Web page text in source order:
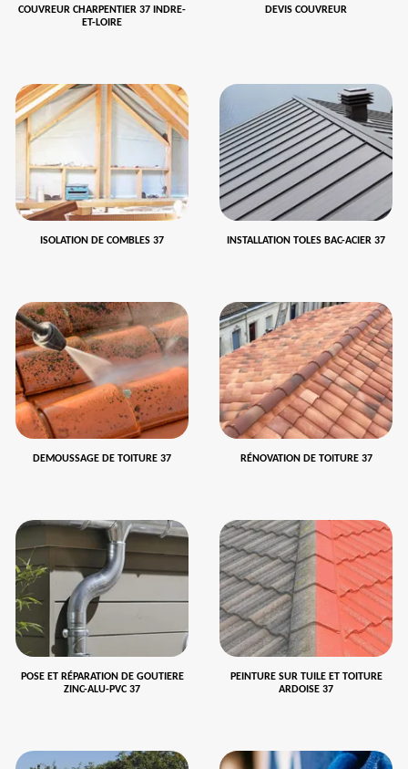
COUVREUR CHARPENTIER 37 INDRE-
ET-LOIRE
DEVIS COUVREUR
ISOLATION DE COMBLES 37 INSTALLATION TOLES BAC-ACIER 37
DEMOUSSAGE DE TOITURE 37 RÉNOVATION DE TOITURE 37
POSE ET RÉPARATION DE GOUTIERE
ZINC-ALU-PVC 37
PEINTURE SUR TUILE ET TOITURE
ARDOISE 37